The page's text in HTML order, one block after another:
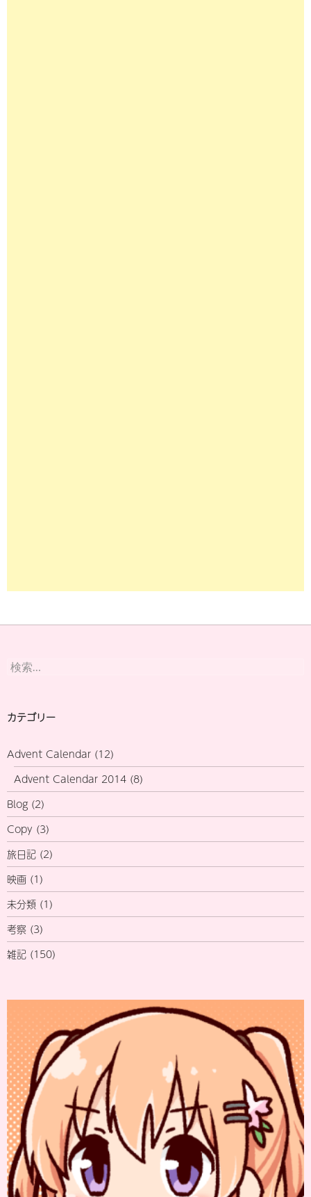
検
索:
カテゴリー
Advent Calendar (12)
Advent Calendar 2014 (8)
Blog (2)
Copy (3)
旅日記 (2)
映画 (1)
未分類 (1)
考察 (3)
雑記 (150)